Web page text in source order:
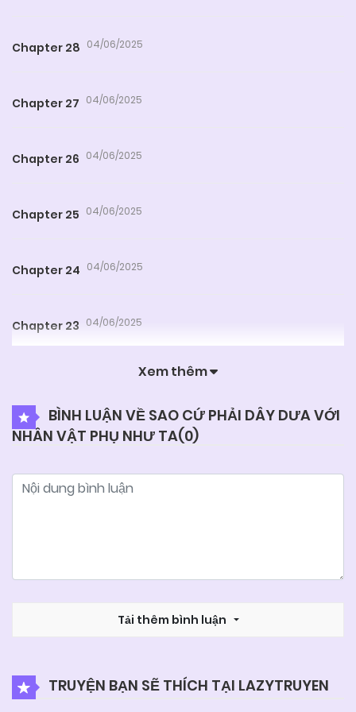
Chapter 28 04/06/2025
Chapter 27 04/06/2025
Chapter 26 04/06/2025
Chapter 25 04/06/2025
Chapter 24 04/06/2025
Chapter 23 04/06/2025
04/06/2025
Chapter 21 04/06/2025
Chapter 20 04/06/2025
Xem thêm
BÌNH LUẬN VỀ SAO CỨ PHẢI DÂY DƯA VỚI
NHÂN VẬT PHỤ NHƯ TA(0)
Tải thêm bình luận
TRUYỆN BẠN SẼ THÍCH TẠI LAZYTRUYEN